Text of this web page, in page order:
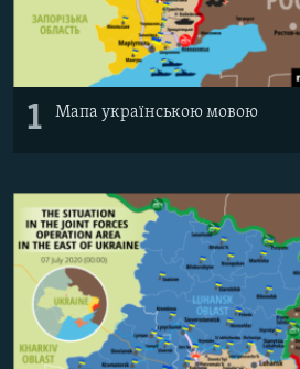
ДОЛУЧАЙСЯ!
Усі сайти RFE/RL
1 Мапа українською мовою